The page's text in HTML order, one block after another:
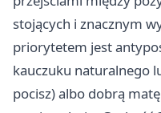
stojących i znacznym
priorytetem jest
kauczuku naturalnego
pocisz) albo dobrą